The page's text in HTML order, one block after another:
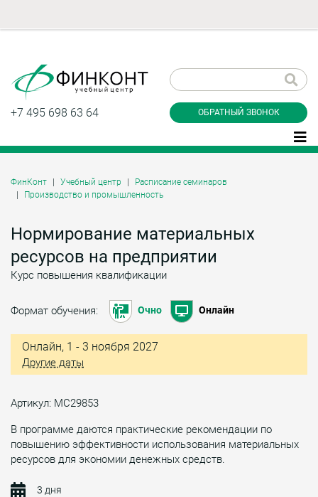
+7 495 698 63 64 ОБРАТНЫЙ ЗВОНОК
ФинКонт Учебный центр
Расписание семинаров
Производство и промышленность
Нормирование материальных
ресурсов на предприятии
Курс повышения квалификации
Формат обучения: Очно Онлайн
Онлайн, 1 - 3 ноября 2027
Другие даты
Артикул: МС29853
В программе даются практические рекомендации по
повышению эффективности использования материальных
ресурсов для экономии денежных средств.
3 дня
звонок
Даю согласие на обработку персональных